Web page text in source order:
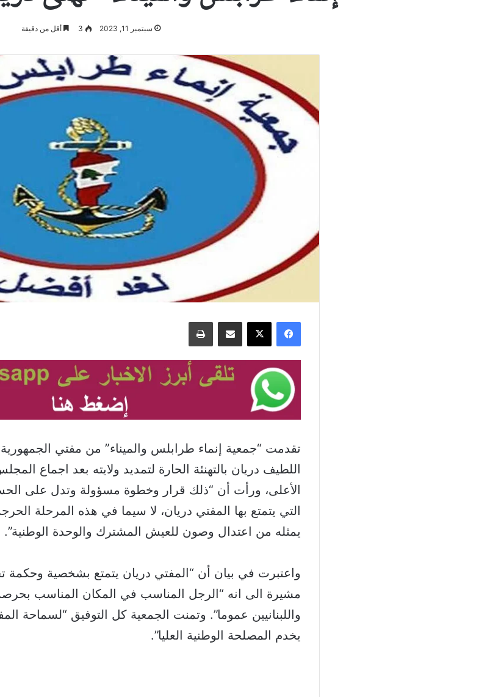
سبتمبر 11, 2023 3 أقل من دقيقة
فيسبوك ‫X مشاركة عبر البريد طباعة
تقدمت “جمعية إنماء طرابلس والميناء” من مفتي الجمهورية
اللطيف دريان بالتهنئة الحارة لتمديد ولايته بعد اجماع
الأعلى، ورأت أن “ذلك قرار وخطوة مسؤولة وتدل على
التي يتمتع بها المفتي دريان، لا سيما في هذه المرحلة
يمثله من اعتدال وصون للعيش المشترك والوحدة الوطنية”.
واعتبرت في بيان أن “المفتي دريان يتمتع بشخصية وحكمة
مشيرة الى انه “الرجل المناسب في المكان المناسب
واللبنانيين عموما”. وتمنت الجمعية كل التوفيق “لسماحة
يخدم المصلحة الوطنية العليا”.